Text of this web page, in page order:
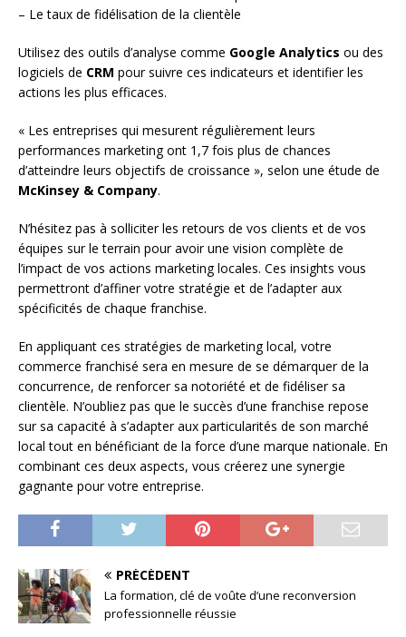
– Le taux de fidélisation de la clientèle
Utilisez des outils d’analyse comme Google Analytics ou des
logiciels de CRM pour suivre ces indicateurs et identifier les
actions les plus efficaces.
« Les entreprises qui mesurent régulièrement leurs
performances marketing ont 1,7 fois plus de chances
d’atteindre leurs objectifs de croissance », selon une étude de
McKinsey & Company.
N’hésitez pas à solliciter les retours de vos clients et de vos
équipes sur le terrain pour avoir une vision complète de
l’impact de vos actions marketing locales. Ces insights vous
permettront d’affiner votre stratégie et de l’adapter aux
spécificités de chaque franchise.
En appliquant ces stratégies de marketing local, votre
commerce franchisé sera en mesure de se démarquer de la
concurrence, de renforcer sa notoriété et de fidéliser sa
clientèle. N’oubliez pas que le succès d’une franchise repose
sur sa capacité à s’adapter aux particularités de son marché
local tout en bénéficiant de la force d’une marque nationale. En
combinant ces deux aspects, vous créerez une synergie
gagnante pour votre entreprise.
PRÉCÉDENT
La formation, clé de voûte d’une reconversion
professionnelle réussie